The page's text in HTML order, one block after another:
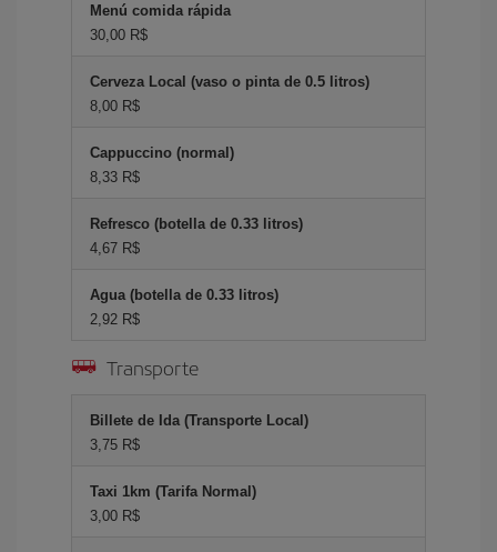
Menú comida rápida
30,00 R$
Cerveza Local (vaso o pinta de 0.5 litros)
8,00 R$
Cappuccino (normal)
8,33 R$
Refresco (botella de 0.33 litros)
4,67 R$
Agua (botella de 0.33 litros)
2,92 R$
Transporte
Billete de Ida (Transporte Local)
3,75 R$
Taxi 1km (Tarifa Normal)
3,00 R$